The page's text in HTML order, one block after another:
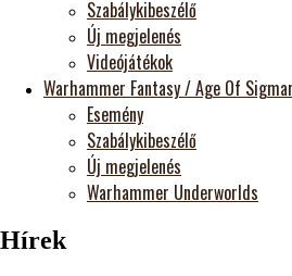
Szabálykibeszélő
Új megjelenés
Videójátékok
Warhammer Fantasy / Age Of Sigmar
Esemény
Szabálykibeszélő
Új megjelenés
Warhammer Underworlds
Hírek